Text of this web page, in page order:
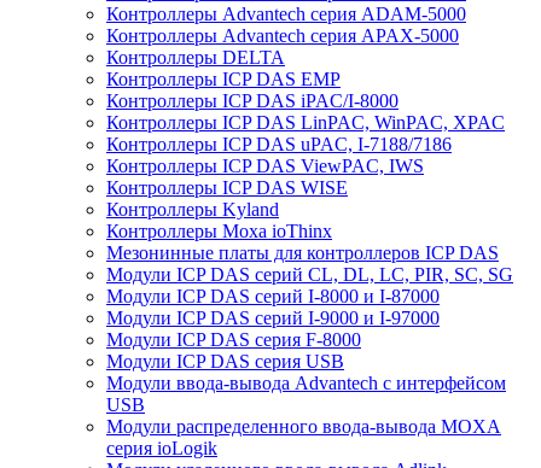
Контроллеры Advantech серия ADAM-5000
Контроллеры Advantech серия APAX-5000
Контроллеры DELTA
Контроллеры ICP DAS EMP
Контроллеры ICP DAS iPAC/I-8000
Контроллеры ICP DAS LinPAC, WinPAC, XPAC
Контроллеры ICP DAS uPAC, I-7188/7186
Контроллеры ICP DAS ViewPAC, IWS
Контроллеры ICP DAS WISE
Контроллеры Kyland
Контроллеры Moxa ioThinx
Мезонинные платы для контроллеров ICP DAS
Модули ICP DAS серий CL, DL, LC, PIR, SC, SG
Модули ICP DAS серий I-8000 и I-87000
Модули ICP DAS серий I-9000 и I-97000
Модули ICP DAS серия F-8000
Модули ICP DAS серия USB
Модули ввода-вывода Advantech с интерфейсом
USB
Модули распределенного ввода-вывода MOXA
серия ioLogik